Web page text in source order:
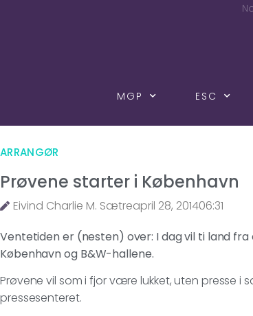
MGP ESC
ARRANGØR
Prøvene starter i København
Eivind Charlie M. Sætreapril 28, 201406:31
Ventetiden er (nesten) over: I dag vil ti land
København og B&W-hallene.
Prøvene vil som i fjor være lukket, uten presse i
pressesenteret.